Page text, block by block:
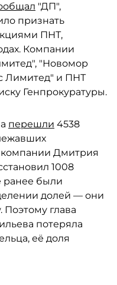
"ДП",
признать
ПНТ,
Компании
"Новомор
Лимитед" и ПНТ
Генпрокуратуры.
перешли 4538
компании Дмитрия
1008
ранее были
долей — они
Поэтому глава
потеряла
её доля